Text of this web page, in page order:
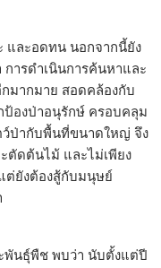
และอดทน นอกจากนี้ยัง
ารดำเนินการค้นหาและ
มากมาย สอดคล้องกับ
องป่าอนุรักษ์ ครอบคลุม
ป่ากับพื้นที่ขนาดใหญ่ จึง
ตัดต้นไม้ และไม่เพียง
ต่ยังต้องสู้กับมนุษย์
พันธุ์พืช พบว่า นับตั้งแต่ปี